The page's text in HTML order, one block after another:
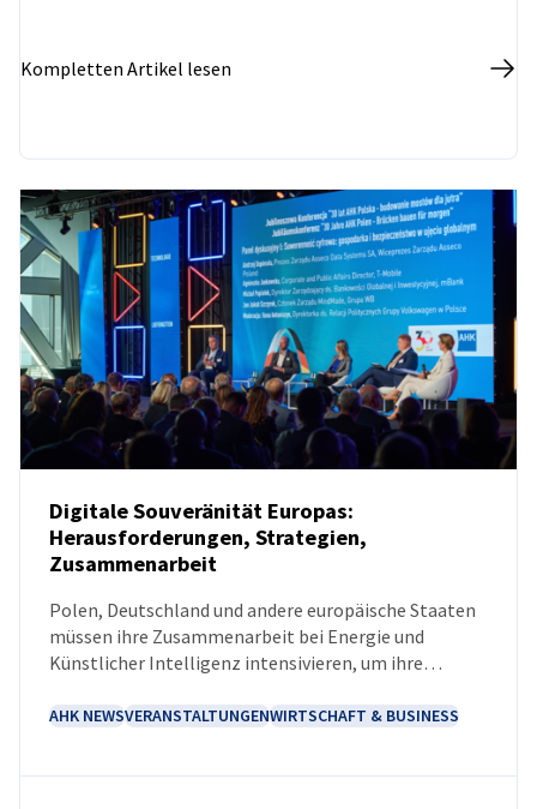
Kompletten Artikel lesen
NEUIGKEITEN
Digitale Souveränität Europas:
Herausforderungen, Strategien,
Zusammenarbeit
Polen, Deutschland und andere europäische Staaten
müssen ihre Zusammenarbeit bei Energie und
Künstlicher Intelligenz intensivieren, um ihre
Dies forderten Experten verschiedener Unternehmen
AHK NEWSVERANSTALTUNGENWIRTSCHAFT & BUSINESS